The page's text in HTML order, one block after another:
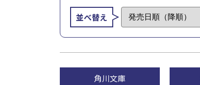
並べ替え
角川文庫